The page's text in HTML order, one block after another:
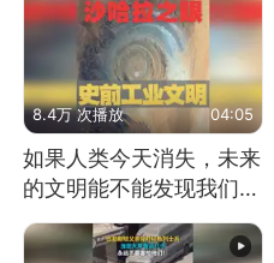
8.4万 次播放 04:05
如果人类今天消失，未来
的文明能不能发现我们存
在过？